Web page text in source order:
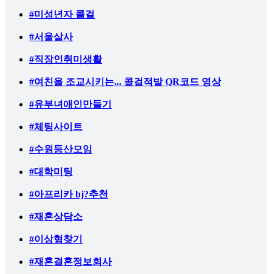
#미성년자 콜걸
#서울살사
#직장인취미생활
#여친을 조교시키는... 콜걸적발 QR코드 영상
#유부녀애인만들기
#체팅사이트
#수원등산모임
#대학미팅
#아프리카 bj?추천
#재혼상담소
#이상형찾기
#재혼결혼정보회사